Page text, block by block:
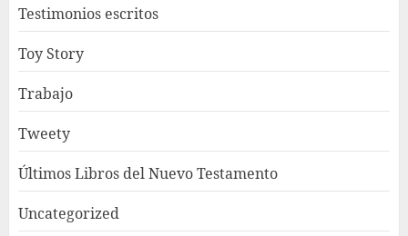
Testimonios escritos
Toy Story
Trabajo
Tweety
Últimos Libros del Nuevo Testamento
Uncategorized